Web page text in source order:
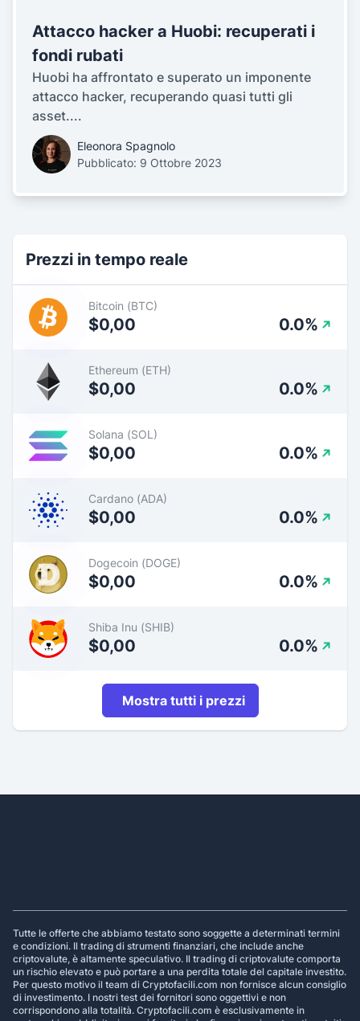
Attacco hacker a Huobi: recuperati i
fondi rubati
Huobi ha affrontato e superato un imponente
attacco hacker, recuperando quasi tutti gli
asset....
Eleonora Spagnolo
Pubblicato: 9 Ottobre 2023
Prezzi in tempo reale
Bitcoin (BTC)
$0,00 0.0%
Ethereum (ETH)
$0,00 0.0%
Solana (SOL)
$0,00 0.0%
Cardano (ADA)
$0,00 0.0%
Dogecoin (DOGE)
$0,00 0.0%
Shiba Inu (SHIB)
$0,00 0.0%
Mostra tutti i prezzi
Tutte le offerte che abbiamo testato sono soggette a determinati termini
e condizioni. Il trading di strumenti finanziari, che include anche
criptovalute, è altamente speculativo. Il trading di criptovalute comporta
un rischio elevato e può portare a una perdita totale del capitale investito.
Per questo motivo il team di Cryptofacili.com non fornisce alcun consiglio
di investimento. I nostri test dei fornitori sono oggettivi e non
corrispondono alla totalità. Cryptofacili.com è esclusivamente in